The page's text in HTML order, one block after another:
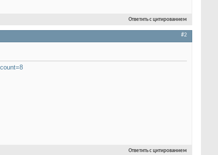
Ответить с цитированием
#2
Ответить с цитированием